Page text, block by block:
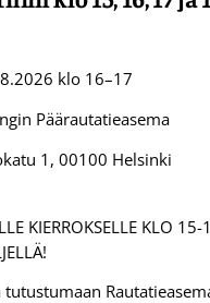
klo 16–17
Päärautatieasema
1, 00100 Helsinki
KIERROKSELLE KLO
tutustumaan